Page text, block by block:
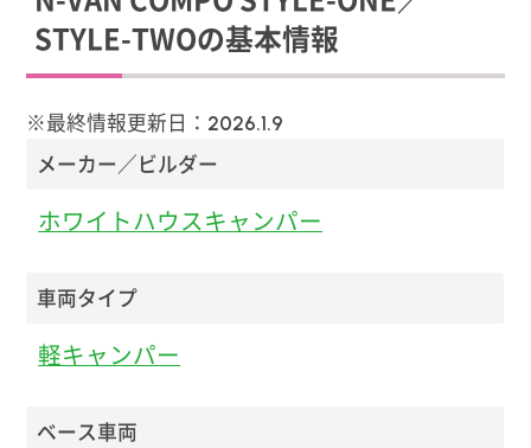
STYLE-TWOの基本情報
※最終情報更新日： 2026.1.9
メーカー／ビルダー
ホワイトハウスキャンパー
車両タイプ
軽キャンパー
ベース車両